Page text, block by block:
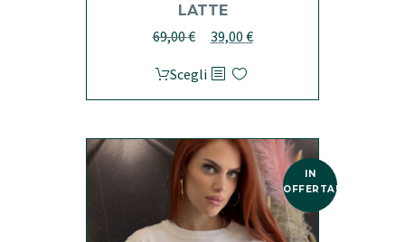
LATTE
69,00€
Il
originale
era:
39,00 €
è:
ScegliQuesto
prodotto
più
varianti.
Le
opzioni
possono
IN
OFFERTA!